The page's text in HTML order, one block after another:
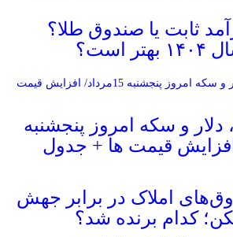
ثابت یا صندوق طلا؟
است؟
دلار و سکه امروز پنجشنبه
املاک در برابر جهش
کدام برنده شد؟